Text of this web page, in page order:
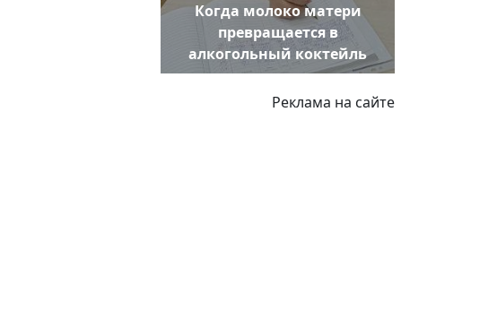
Когда молоко матери
превращается в
алкогольный коктейль
Реклама на сайте